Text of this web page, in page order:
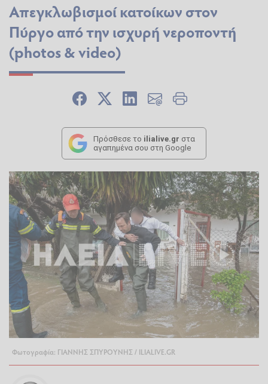
Απεγκλωβισμοί κατοίκων στον
Πύργο από την ισχυρή νεροποντή
(photos & video)
Πρόσθεσε το ilialive.gr στα
αγαπημένα σου στη Google
Φωτογραφία: ΓΙΑΝΝΗΣ ΣΠΥΡΟΥΝΗΣ / ILIALIVE.GR